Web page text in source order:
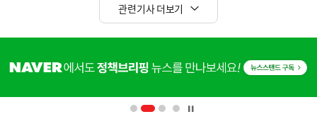
관련기사 더보기
단
배